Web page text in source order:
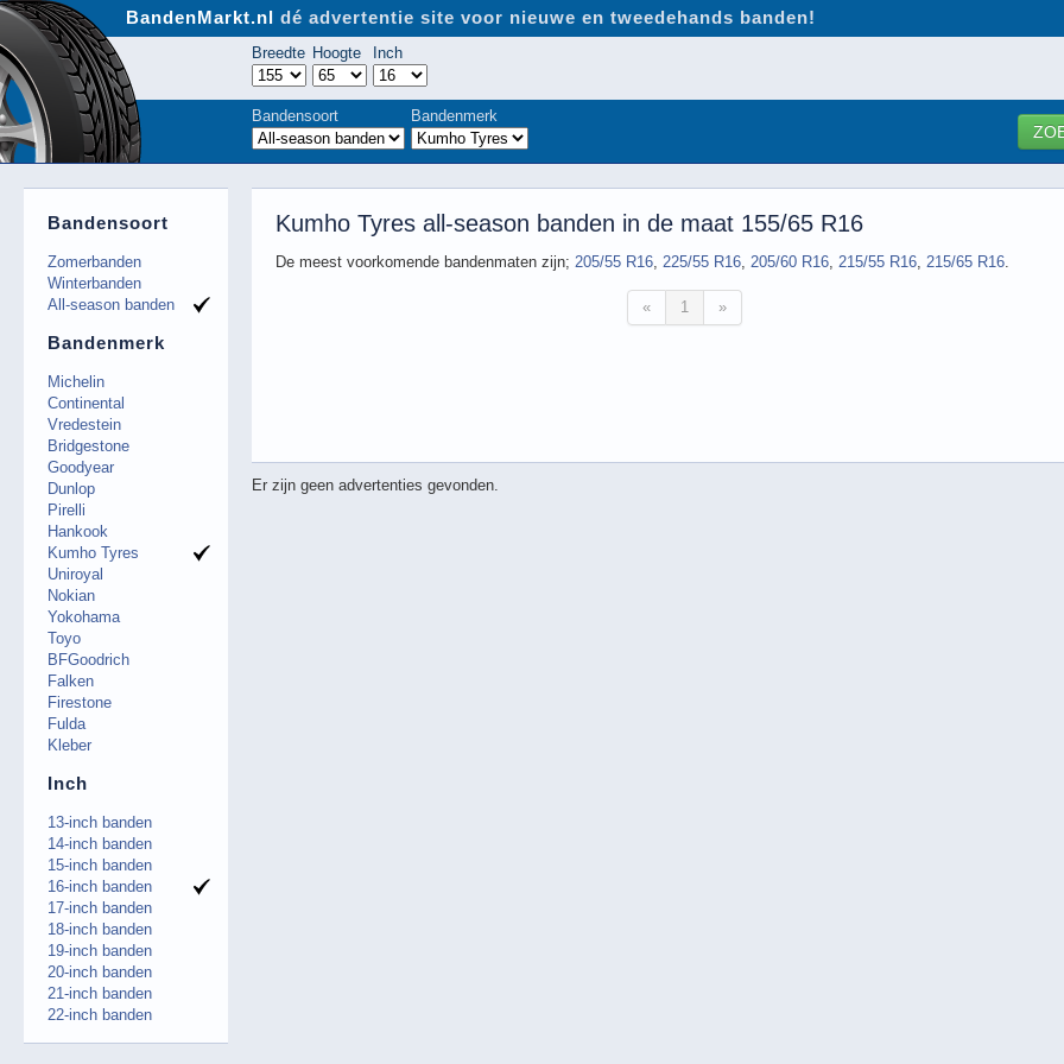
Kumho Tyres all-season banden in de maat 155/65 R16
De meest voorkomende bandenmaten zijn; 205/55 R16 225/55 R16 205/60 R16 215/55 R16 215/65 R16
« 1 »
Er zijn geen advertenties gevonden.
Bandensoort
Zomerbanden
Winterbanden
All-season banden
Bandenmerk
Michelin
Continental
Vredestein
Bridgestone
Goodyear
Dunlop
Pirelli
Hankook
Kumho Tyres
Uniroyal
Nokian
Yokohama
Toyo
BFGoodrich
Falken
Firestone
Fulda
Kleber
Inch
13-inch banden
14-inch banden
15-inch banden
16-inch banden
17-inch banden
18-inch banden
19-inch banden
20-inch banden
21-inch banden
22-inch banden
BandenMarkt.nl dé advertentie site voor nieuwe en tweedehands banden!
Breedte Hoogte Inch
Bandensoort Bandenmerk